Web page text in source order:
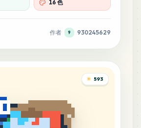
16 色
作者 9 930245629
593